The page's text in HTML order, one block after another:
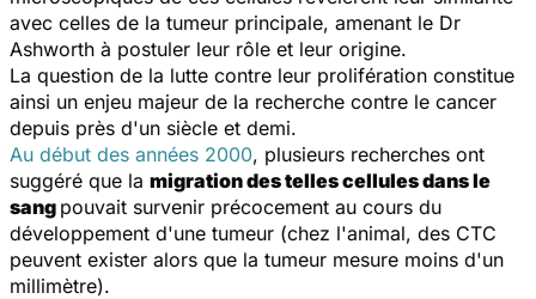
avec celles de la tumeur principale, amenant le Dr
Ashworth à postuler leur rôle et leur origine.
La question de la lutte contre leur prolifération constitue
ainsi un enjeu majeur de la recherche contre le cancer
depuis près d'un siècle et demi.
Au début des années 2000, plusieurs recherches ont
suggéré que la migration des telles cellules dans le
sang pouvait survenir précocement au cours du
développement d'une tumeur (chez l'animal, des CTC
peuvent exister alors que la tumeur mesure moins d'un
millimètre).